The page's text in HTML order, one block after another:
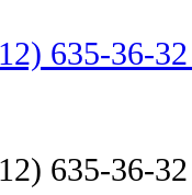
635-36-32
635-36-32